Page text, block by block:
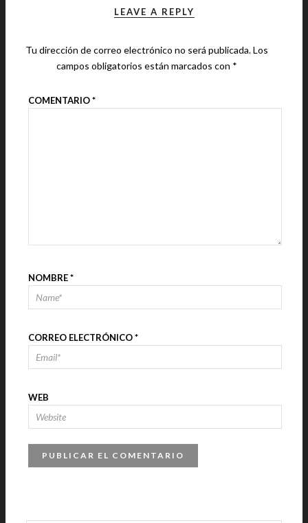
LEAVE A REPLY
Tu dirección de correo electrónico no será publicada.Los
campos obligatorios están marcados con *
COMENTARIO*
NOMBRE*
CORREO ELECTRÓNICO*
WEB